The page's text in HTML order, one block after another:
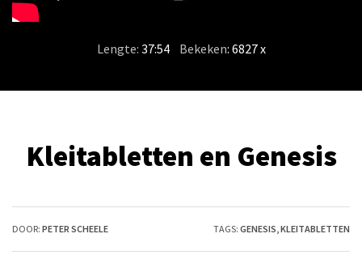
Lengte: 37:54/ Bekeken: 6827 x
Kleitabletten en Genesis
DOOR: PETER SCHEELE TAGS: GENESIS KLEITABLETTEN